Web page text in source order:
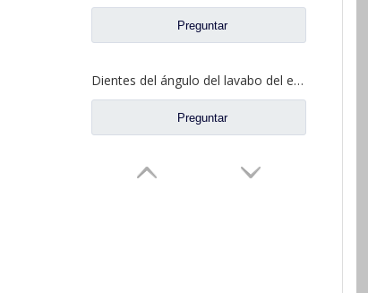
Preguntar
Dientes del ángulo del lavabo del eje trasero para los recambios AZ9981320157 del camión de Sinotruk Howo AC16
Preguntar